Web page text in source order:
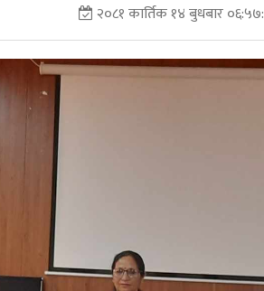
२०८१ कार्तिक १४ बुधबार